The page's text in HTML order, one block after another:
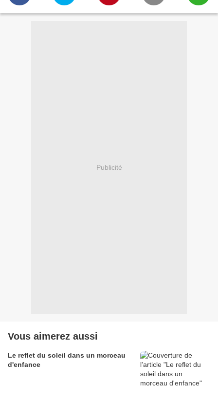
Publicité
Vous aimerez aussi
Le reflet du soleil dans un morceau
d'enfance